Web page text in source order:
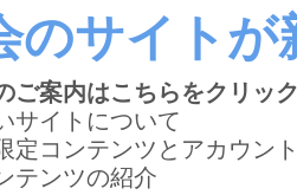
のサイト
ご案内はこちらをクリッ
しいサイト
定コンテンツとアカウ
ンテンツの紹介